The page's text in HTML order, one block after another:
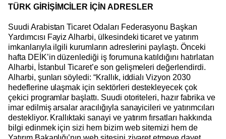
TÜRK GİRİŞİMCİLER İÇİN ADRESLER
Suudi Arabistan Ticaret Odaları Federasyonu Başkan
Yardımcısı Fayiz Alharbi, ülkesindeki ticaret ve yatırım
imkanlarıyla ilgili kurumların adreslerini paylaştı. Önceki
hafta DEİK’in düzenlediği iş forumuna katıldığını hatırlatan
Alharbi, İstanbul Ticaret’e son gelişmeleri değerlendirdi.
Alharbi, şunları söyledi: “Krallık, iddialı Vizyon 2030
hedeflerine ulaşmak için sektörleri destekleyecek çok
çekici programlar başlattı. Suudi otoriteleri, hazır fabrika ve
imar edilmiş arsalar aracılığıyla sanayicileri ve yatırımcıları
destekliyor. Krallıktaki sanayi ve yatırım fırsatları hakkında
bilgi edinmek için sizi hem bizim web sitemizi hem de